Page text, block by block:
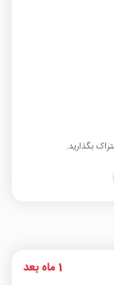
بگذارید.
1 ماه بعد